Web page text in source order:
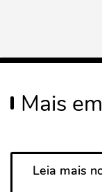
Mais em
Leia mais